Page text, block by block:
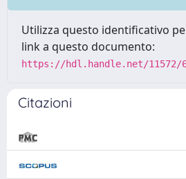
Utilizza questo identificativo
link a questo documento:
https://hdl.handle.net/11572/
Citazioni